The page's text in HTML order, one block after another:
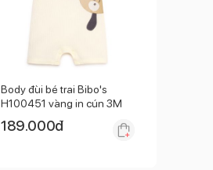
Body đùi bé trai Bibo's
H100451 vàng in cún 3M
189.000đ